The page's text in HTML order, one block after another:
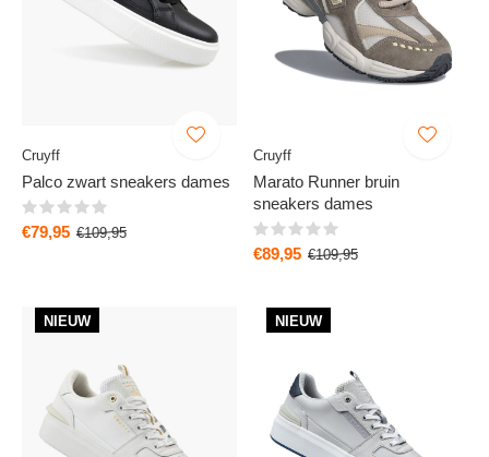
Cruyff
Palco zwart sneakers dames
€79,95 €109,95
Cruyff
Marato Runner bruin
sneakers dames
€89,95 €109,95
NIEUW NIEUW